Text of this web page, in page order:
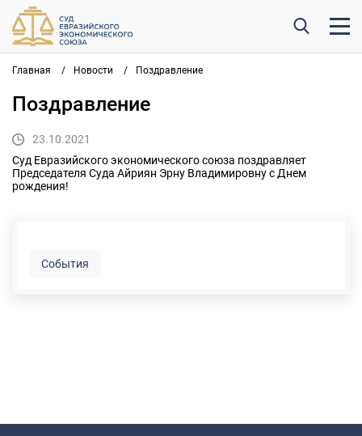
Главная / Новости / Поздравление
Поздравление
23.10.2021
Суд Евразийского экономического союза поздравляет
Председателя Суда Айриян Эрну Владимировну с Днем
рождения!
События